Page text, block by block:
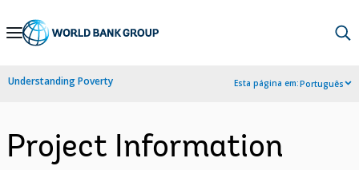
Skip
Navigation
Understanding Poverty Esta página em:Português
Project Information